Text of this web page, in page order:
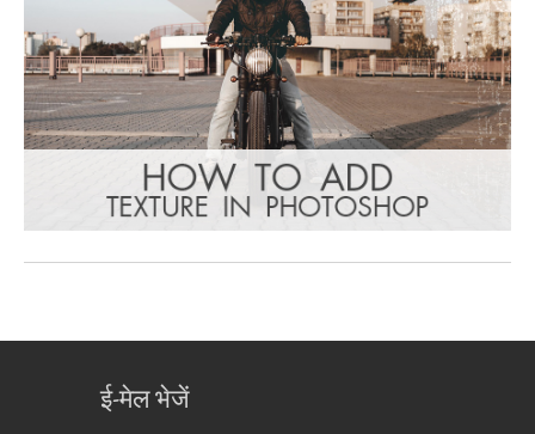
ई-मेल भेजें